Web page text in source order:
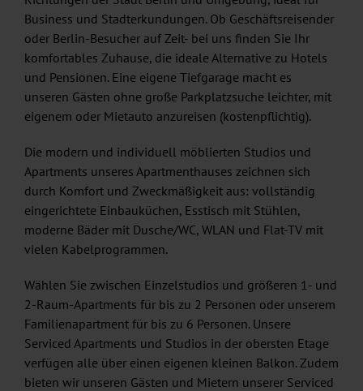
Business und Stadterkundungen. Ob Geschäftsreisender
oder Berlin-Besucher auf Zeit- bei uns finden Sie Ihr
komfortables Zuhause, die ideale Alternative zu Hotels
und Pensionen. Eine eigene Tiefgarage macht es
unseren Gästen ohne große Parkplatzsuche leichter, mit
eigenem oder Mietauto anzureisen (kostenpflichtig).
Die modern und individuell möblierten Studios und
Apartments unseres Apartmenthauses zeichnen sich
durch Komfort und Zweckmäßigkeit aus: vollständig
eingerichtete Einbauküchen, Esstisch mit Stühlen,
moderne Bäder mit Dusche/WC, WLAN und Flat-TV mit
vielen Kabelprogrammen.
Wählen Sie zwischen Einzelstudios und größeren 1- und
2-Raum-Apartments für bis zu 2 Personen oder unserem
Familienapartment für bis zu 6 Personen. Unsere
Serviced Apartments und Studios in der obersten Etage
verfügen alle über einen eigenen kleinen Balkon. Zudem
bieten wir unseren Gästen und Mietern unserer Serviced